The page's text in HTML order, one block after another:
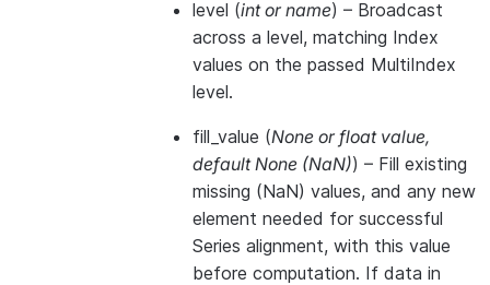
level (intorname) – Broadcast
across a level, matching Index
values on the passed MultiIndex
level.
fill_value (None orfloat value,
default None (NaN)) – Fill existing
missing (NaN) values, and any new
element needed for successful
Series alignment, with this value
before computation. If data in